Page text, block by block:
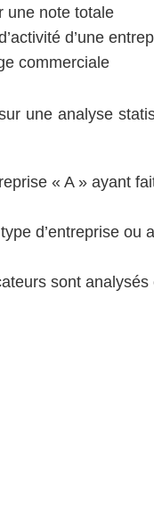
une note totale
d’une
commerciale
une analyse
« A » ayant
d’entreprise ou
sont analysés